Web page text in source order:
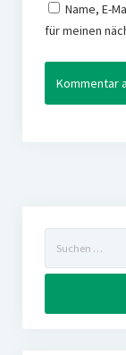
Name, E-
für meinen
nach: